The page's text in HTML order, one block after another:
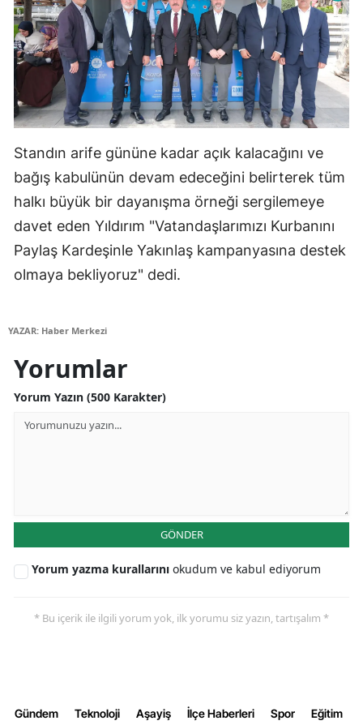
Yozgat
Zonguldak
Aksaray
Bayburt
Karaman
Kırıkkale
Batman
Şırnak
Düzce
Standın arife gününe kadar açık kalacağını ve
bağış kabulünün devam edeceğini belirterek tüm
halkı büyük bir dayanışma örneği sergilemeye
davet eden Yıldırım "Vatandaşlarımızı Kurbanını
Paylaş Kardeşinle Yakınlaş kampanyasına destek
olmaya bekliyoruz" dedi.
YAZAR: Haber Merkezi
Yorumlar
Yorum Yazın (500 Karakter)
GÖNDER
Yorum yazma kurallarını okudum ve kabul ediyorum
* Bu içerik ile ilgili yorum yok, ilk yorumu siz yazın, tartışalım *
Gündem Teknoloji Aşayiş İlçe Haberleri Spor Eğitim